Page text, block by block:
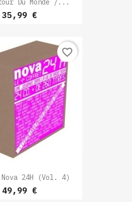
Du Monde /...
Prix
35,99 €
24H (vol. 4)
Prix
49,99 €
favorite_border